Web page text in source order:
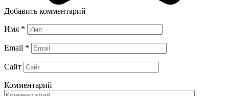
Добавить комментарий
Имя *
Email *
Сайт
Комментарий